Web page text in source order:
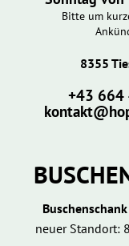
Bitte um
8355
​+43 664
neuer Standort: